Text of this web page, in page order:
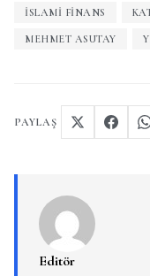
ISLAMI FINANS
MEHMET ASUTAY
PAYLAŞ
Editör